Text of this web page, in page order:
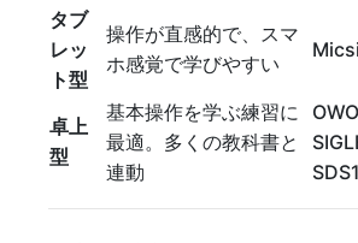
タブ
レッ
ト型
操作が直感的で、スマ
ホ感覚で学びやすい
卓上
型
基本操作を学ぶ練習に
最適。多くの教科書と
連動